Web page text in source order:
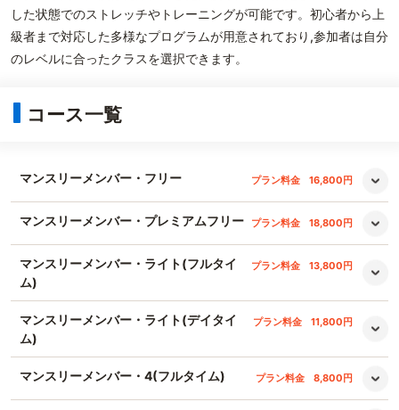
した状態でのストレッチやトレーニングが可能です。初心者から上
級者まで対応した多様なプログラムが用意されており,参加者は自分
のレベルに合ったクラスを選択できます。
コース一覧
マンスリーメンバー・フリー プラン料金 16,800円
マンスリーメンバー・プレミアムフリー プラン料金 18,800円
マンスリーメンバー・ライト(フルタイ
ム)
プラン料金 13,800円
マンスリーメンバー・ライト(デイタイ
ム)
プラン料金 11,800円
マンスリーメンバー・4(フルタイム) プラン料金 8,800円